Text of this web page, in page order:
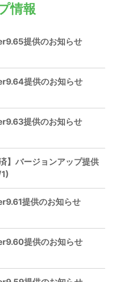
情報
提供のお知らせ
提供のお知らせ
提供のお知らせ
】バージョンアップ提供
提供のお知らせ
提供のお知らせ